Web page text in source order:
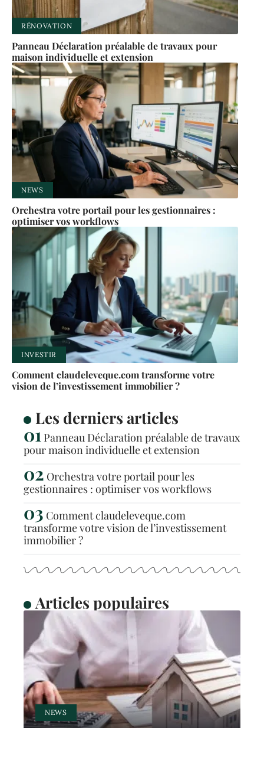
RÉNOVATION
Panneau Déclaration préalable de travaux pour
maison individuelle et extension
NEWS
Orchestra votre portail pour les gestionnaires :
optimiser vos workflows
INVESTIR
Comment claudeleveque.com transforme votre
vision de l’investissement immobilier ?
Les derniers articles
Panneau Déclaration préalable de travaux
pour maison individuelle et extension
Orchestra votre portail pour les
gestionnaires : optimiser vos workflows
Comment claudeleveque.com
transforme votre vision de l’investissement
immobilier ?
Articles populaires
NEWS
Quel est la meilleure durée